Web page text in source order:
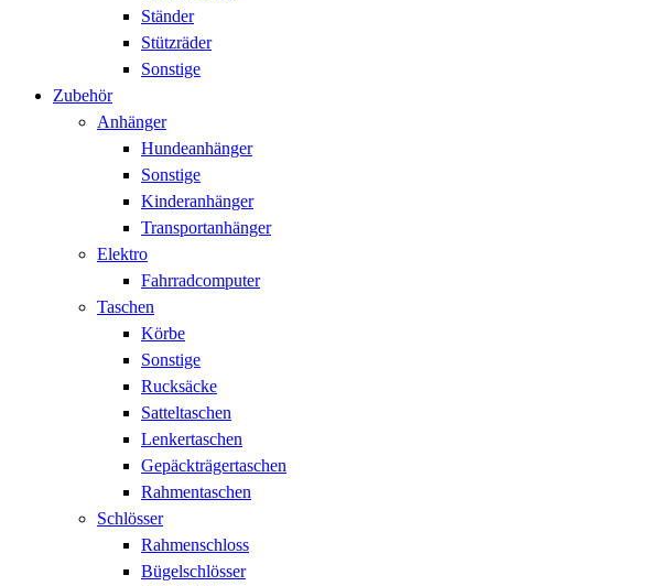
Ständer
Stützräder
Sonstige
Zubehör
Anhänger
Hundeanhänger
Sonstige
Kinderanhänger
Transportanhänger
Elektro
Fahrradcomputer
Taschen
Körbe
Sonstige
Rucksäcke
Satteltaschen
Lenkertaschen
Gepäckträgertaschen
Rahmentaschen
Schlösser
Rahmenschloss
Bügelschlösser